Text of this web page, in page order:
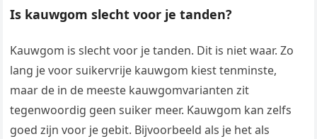
Is kauwgom slecht voor je tanden?
Kauwgom is slecht voor je tanden. Dit is niet waar. Zo
lang je voor suikervrije kauwgom kiest tenminste,
maar de in de meeste kauwgomvarianten zit
tegenwoordig geen suiker meer. Kauwgom kan zelfs
goed zijn voor je gebit. Bijvoorbeeld als je het als